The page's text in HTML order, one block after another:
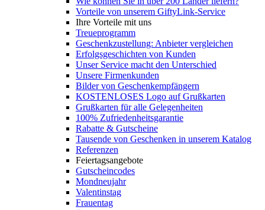
Vorteile von unserem GiftyLink-Service
Ihre Vorteile mit uns
Treueprogramm
Geschenkzustellung: Anbieter vergleichen
Erfolgsgeschichten von Kunden
Unser Service macht den Unterschied
Unsere Firmenkunden
Bilder von Geschenkempfängern
KOSTENLOSES Logo auf Grußkarten
Grußkarten für alle Gelegenheiten
100% Zufriedenheitsgarantie
Rabatte & Gutscheine
Tausende von Geschenken in unserem Katalog
Referenzen
Feiertagsangebote
Gutscheincodes
Mondneujahr
Valentinstag
Frauentag